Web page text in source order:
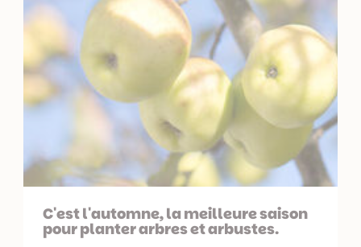
C'est l'automne, la meilleure saison
pour planter arbres et arbustes.